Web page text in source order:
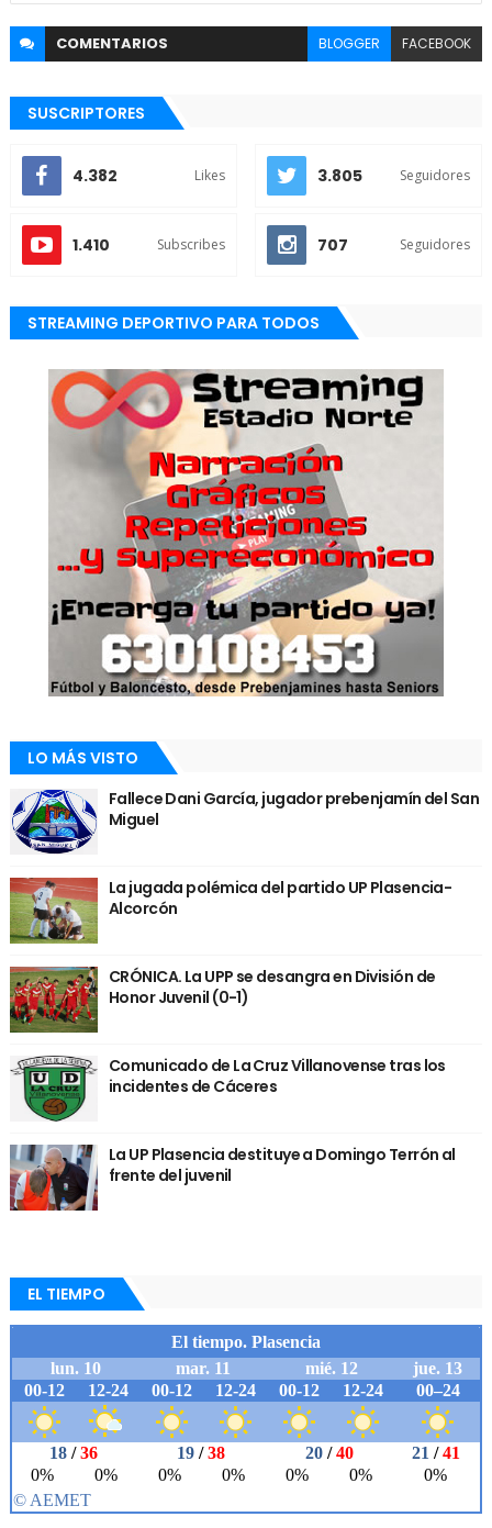
COMENTARIOS BLOGGER FACEBOOK
SUSCRIPTORES
4.382 Likes 3.805 Seguidores
1.410 Subscribes 707 Seguidores
STREAMING DEPORTIVO PARA TODOS
LO MÁS VISTO
Fallece Dani García, jugador prebenjamín del San
Miguel
La jugada polémica del partido UP Plasencia-
Alcorcón
CRÓNICA. La UPP se desangra en División de
Honor Juvenil (0-1)
Comunicado de La Cruz Villanovense tras los
incidentes de Cáceres
La UP Plasencia destituye a Domingo Terrón al
frente del juvenil
EL TIEMPO